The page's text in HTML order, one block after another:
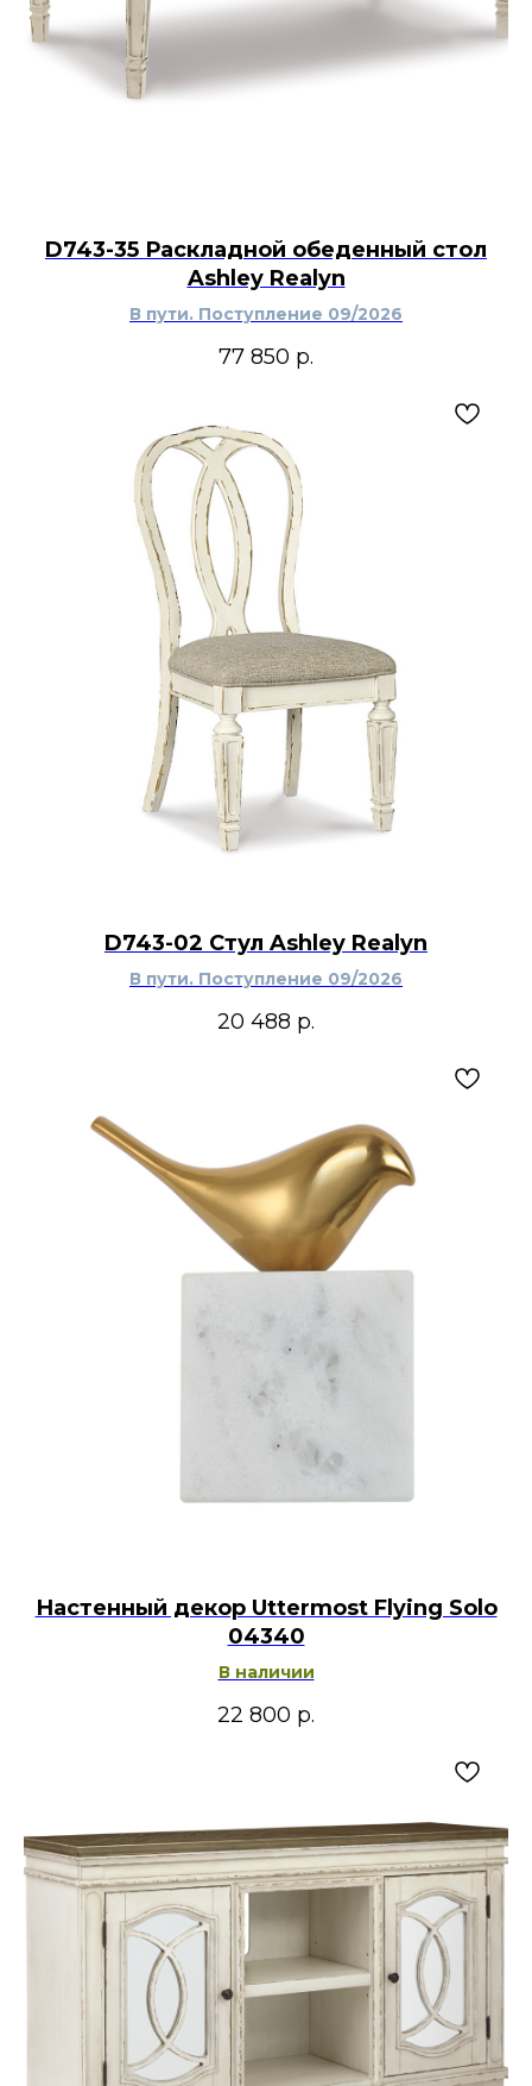
D743-35 Раскладной обеденный стол
Ashley Realyn
В пути. Поступление 09/2026
77 850 р.
D743-02 Стул Ashley Realyn
В пути. Поступление 09/2026
20 488 р.
Настенный декор Uttermost Flying Solo
04340
В наличии
22 800 р.